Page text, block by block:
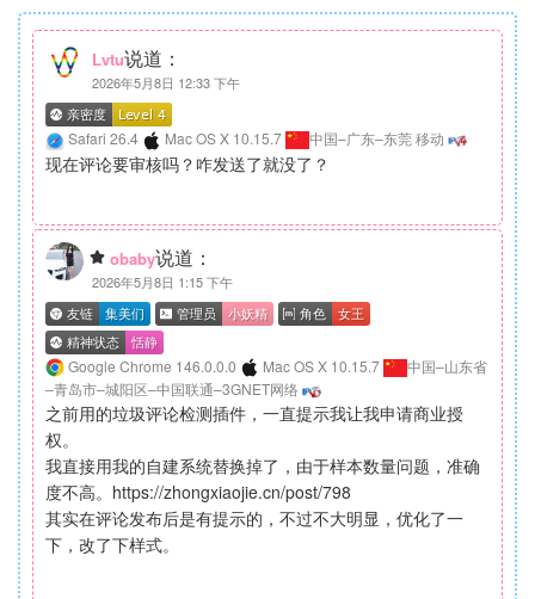
Lvtu说道：
2026年5月8日 12:33 下午
Safari 26.4 Mac OS X 10.15.7 中国–广东–东莞 移动
现在评论要审核吗？咋发送了就没了？
obaby说道：
2026年5月8日 1:15 下午
Google Chrome 146.0.0.0 Mac OS X 10.15.7
中国–山东省
–青岛市–城阳区–中国联通–3GNET网络
之前用的垃圾评论检测插件，一直提示我让我申请商业授
权。
我直接用我的自建系统替换掉了，由于样本数量问题，准确
度不高。https://zhongxiaojie.cn/post/798
其实在评论发布后是有提示的，不过不大明显，优化了一
下，改了下样式。